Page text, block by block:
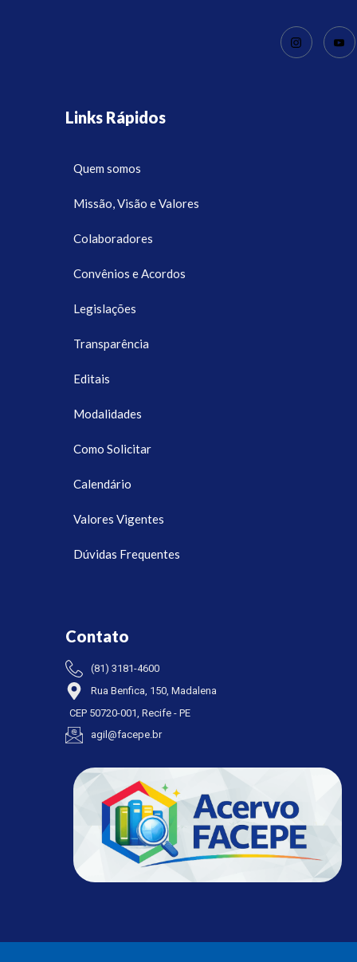
Links Rápidos
Quem somos
Missão, Visão e Valores
Colaboradores
Convênios e Acordos
Legislações
Transparência
Editais
Modalidades
Como Solicitar
Calendário
Valores Vigentes
Dúvidas Frequentes
Contato
(81) 3181-4600
Rua Benfica, 150, Madalena
CEP 50720-001, Recife - PE
agil@facepe.br